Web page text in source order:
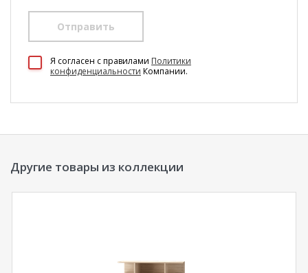
Отправить
Я согласен c правилами Политики
конфиденциальности Компании.
Другие товары из коллекции